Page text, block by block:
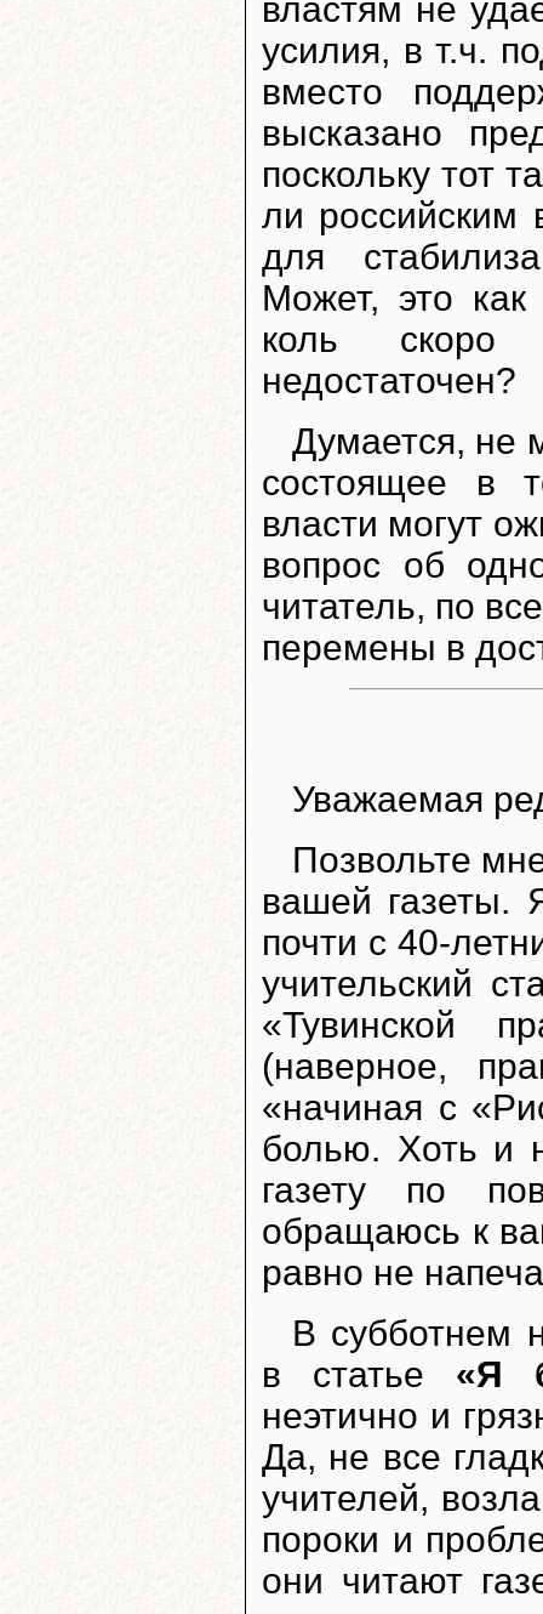
властям не
усилия, в т.ч.
вместо
высказано
поскольку тот
ли российским
для
Может, это
коль скоро
недостаточен?
Думается, не
состоящее в
власти могут
вопрос об
читатель, по
перемены в
Уважаемая
Позвольте
вашей газеты.
почти с 40-
учительский
«Тувинской
(наверное,
«начиная с
болью. Хоть и
газету по
обращаюсь к
равно не
В субботнем
в статье «Я
неэтично и
Да, не все
учителей,
пороки и
они читают